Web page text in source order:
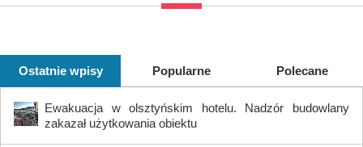
Ostatnie wpisy Popularne Polecane
Ewakuacja w olsztyńskim hotelu. Nadzór budowlany
zakazał użytkowania obiektu